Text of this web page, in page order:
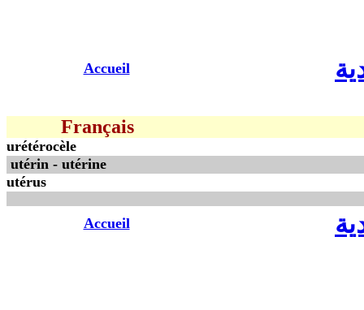
Accueil
Français
urétérocèle
utérin - utérine
utérus
Accueil